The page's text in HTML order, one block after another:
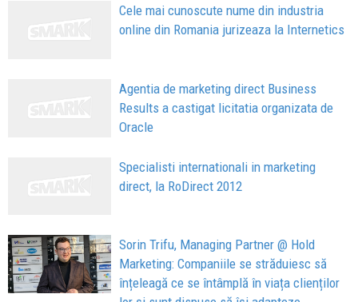
Cele mai cunoscute nume din industria
online din Romania jurizeaza la Internetics
Agentia de marketing direct Business
Results a castigat licitatia organizata de
Oracle
Specialisti internationali in marketing
direct, la RoDirect 2012
Sorin Trifu, Managing Partner @ Hold
Marketing: Companiile se străduiesc să
înțeleagă ce se întâmplă în viața clienților